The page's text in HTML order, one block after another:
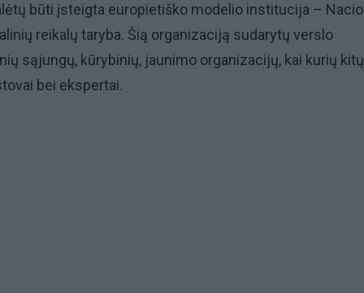
būti įsteigta europietiško modelio institucija –
reikalų taryba. Šią organizaciją sudarytų verslo
sąjungų, kūrybinių, jaunimo organizacijų, kai kurių kitų
bei ekspertai.